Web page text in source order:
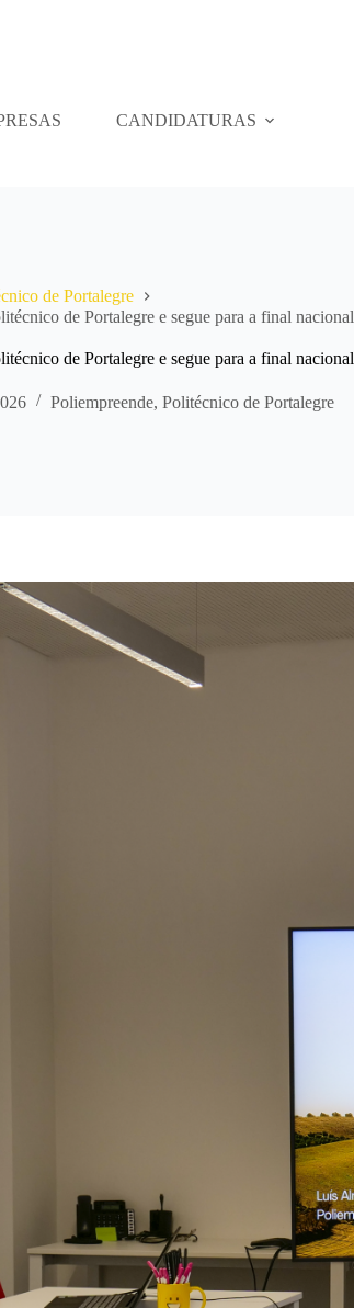
CANDIDATURAS
de Portalegre
de Portalegre e segue para a final nacional
de Portalegre e segue para a final nacional
Poliempreende, Politécnico de Portalegre